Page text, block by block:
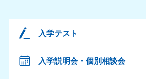
入学テスト
入学説明会・個別相談会